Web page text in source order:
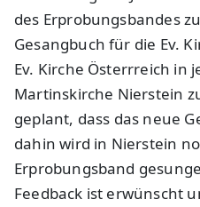
des Erprobungsbandes
Gesangbuch für die Ev.
Ev. Kirche Österrreich in
Martinskirche Nierstein
geplant, dass das neue
dahin wird in Nierstein
Erprobungsband
Feedback ist erwünscht